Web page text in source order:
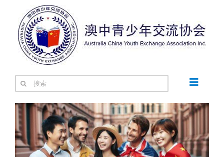
索：
Toggle
关于我们
寻根之旅